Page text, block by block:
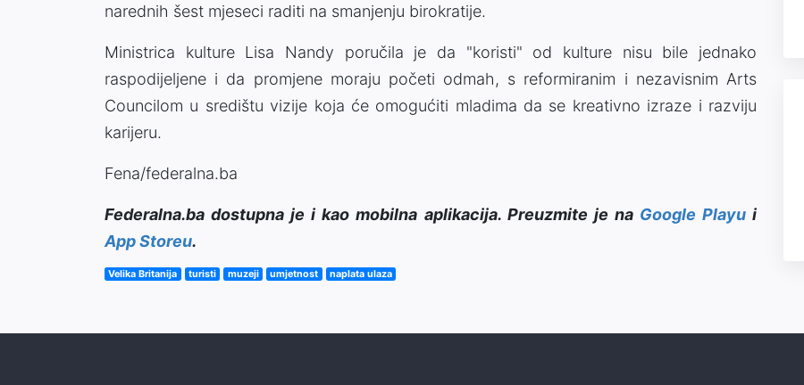
narednih šest mjeseci raditi na smanjenju birokratije.
Ministrica kulture Lisa Nandy poručila je da "koristi" od kulture nisu bile jednako
raspodijeljene i da promjene moraju početi odmah, s reformiranim i nezavisnim Arts
Councilom u središtu vizije koja će omogućiti mladima da se kreativno izraze i razviju
karijeru.
Fena/federalna.ba
Federalna.ba dostupna je i kao mobilna aplikacija. Preuzmite je na Google Playui
App Storeu.
Velika Britanija turisti muzeji umjetnost naplata ulaza